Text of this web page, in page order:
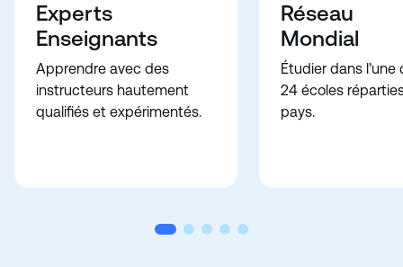
Experts
Enseignants
Apprendre avec des
instructeurs hautement
qualifiés et expérimentés.
Réseau
Mondial
Étudier dans l’une
24 écoles
pays.